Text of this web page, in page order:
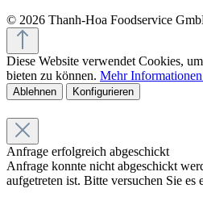
© 2026 Thanh-Hoa Foodservice
Diese Website verwendet Cookies,
bieten zu können. Mehr
Ablehnen Konfigurieren
Anfrage erfolgreich abgeschickt
Anfrage konnte nicht abgeschickt
aufgetreten ist. Bitte versuchen Sie es